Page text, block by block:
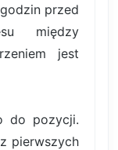
przed
między
jest
do pozycji.
pierwszych